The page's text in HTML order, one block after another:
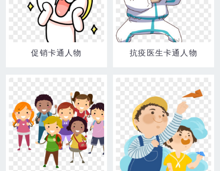
促销卡通人物 抗疫医生卡通人物